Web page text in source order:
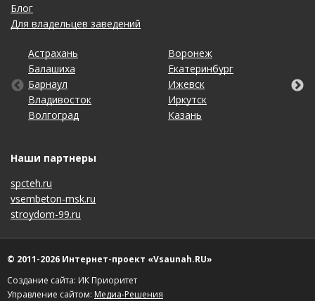
Блог
Для владельцев заведений
Астрахань
Балашиха
Барнаул
Владивосток
Волгоград
Воронеж
Екатеринбург
Ижевск
Иркутск
Казань
Калининград
Кемерово
Киров
Краснодар
Красноярск
Липецк
Махачкала
Набережные Челны
Нижний Новгород
Новосибирск
Омск
Оренбург
Пенза
Пермь
Ростов-на-Дону
Рязань
Самара
Санкт-Петербург
Саратов
Ставрополь
Тольятти
Томск
Тула
Тюмень
Ульяновск
Уфа
Хабаровск
Чебоксары
Челябинск
Ярославль
Наши партнеры
spcteh.ru
vsembeton-msk.ru
stroydom-99.ru
© 2011-2026 Интернет-проект «Vsaunah.RU»
Создание сайта: ИК Приоритет
Управление сайтом: Медиа-Решения